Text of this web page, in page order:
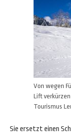
Von wegen
Lift
Tourismus
Sie ersetzt einen